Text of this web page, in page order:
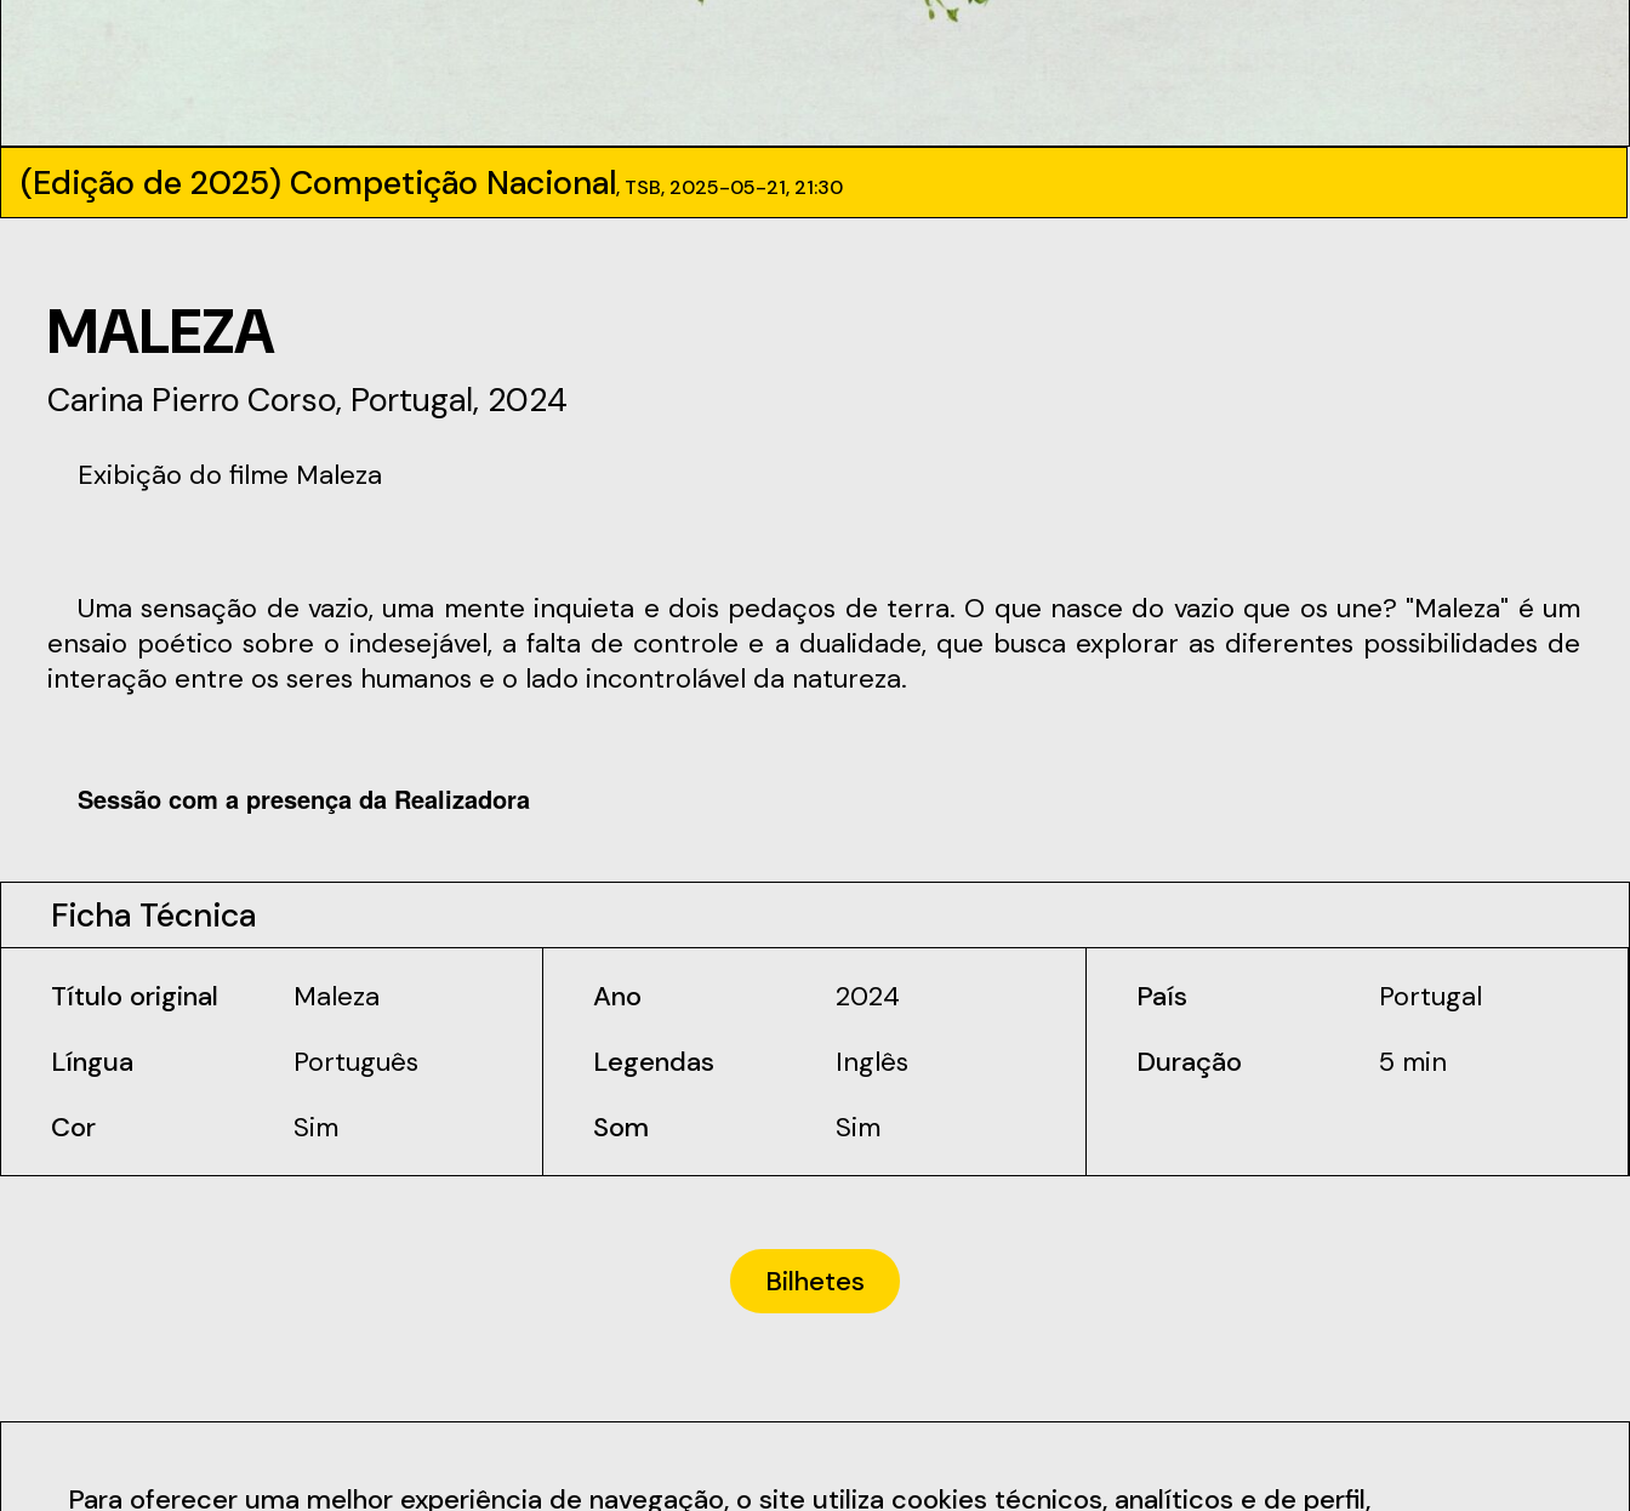
(Edição de 2025) Competição Nacional, TSB, 2025-05-21, 21:30
MALEZA
Carina Pierro Corso, Portugal, 2024
Exibição do filme Maleza
Uma sensação de vazio, uma mente inquieta e dois pedaços de terra. O que nasce do vazio que os une? "Maleza" é um
ensaio poético sobre o indesejável, a falta de controle e a dualidade, que busca explorar as diferentes possibilidades de
interação entre os seres humanos e o lado incontrolável da natureza.
Sessão com a presença da Realizadora
Ficha Técnica
Título original Maleza Ano 2024 País
Portugal
Língua
Português Legendas Inglês Duração
5 min
Cor
Sim Som Sim
Bilhetes
Para oferecer uma melhor experiência de navegação, o site utiliza cookies técnicos, analíticos e de perfil,
Contactos Informações Redes Sociais Notícias